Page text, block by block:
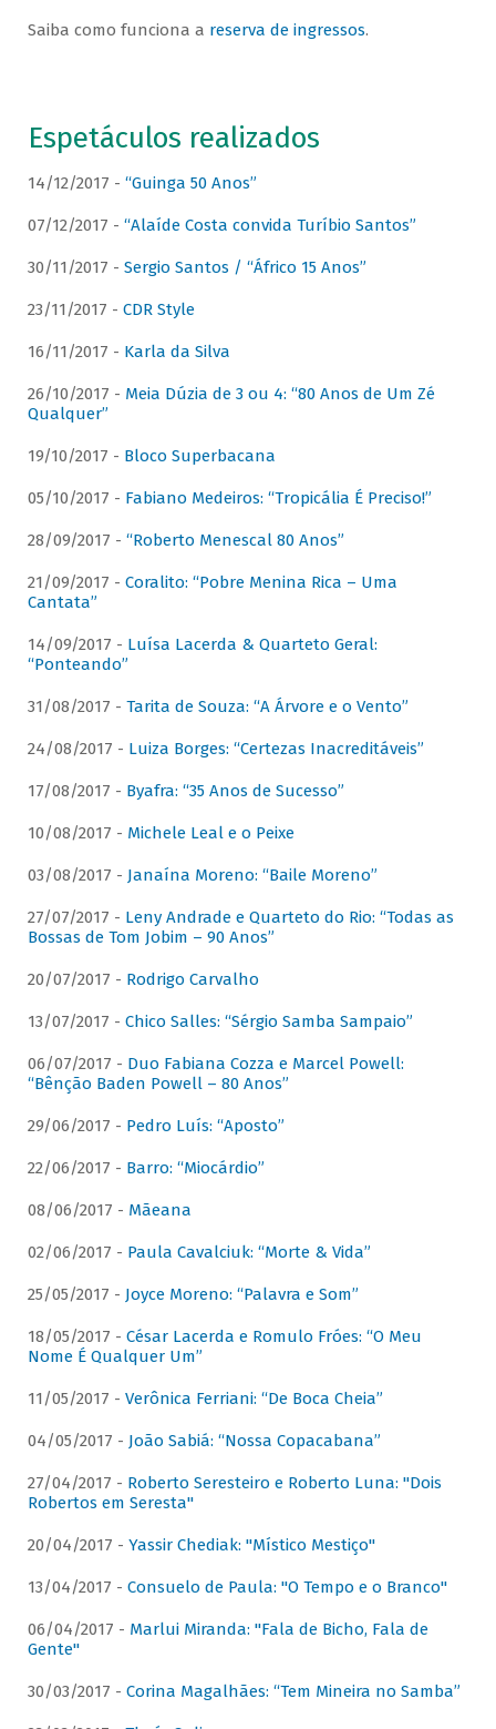
Saiba como funciona a reserva de ingressos.
Espetáculos realizados
14/12/2017 - “Guinga 50 Anos”
07/12/2017 - “Alaíde Costa convida Turíbio Santos”
30/11/2017 - Sergio Santos / “Áfrico 15 Anos”
23/11/2017 - CDR Style
16/11/2017 - Karla da Silva
26/10/2017 - Meia Dúzia de 3 ou 4: “80 Anos de Um Zé
Qualquer”
19/10/2017 - Bloco Superbacana
05/10/2017 - Fabiano Medeiros: “Tropicália É Preciso!”
28/09/2017 - “Roberto Menescal 80 Anos”
21/09/2017 - Coralito: “Pobre Menina Rica – Uma
Cantata”
14/09/2017 - Luísa Lacerda & Quarteto Geral:
“Ponteando”
31/08/2017 - Tarita de Souza: “A Árvore e o Vento”
24/08/2017 - Luiza Borges: “Certezas Inacreditáveis”
17/08/2017 - Byafra: “35 Anos de Sucesso”
10/08/2017 - Michele Leal e o Peixe
03/08/2017 - Janaína Moreno: “Baile Moreno”
27/07/2017 - Leny Andrade e Quarteto do Rio: “Todas as
Bossas de Tom Jobim – 90 Anos”
20/07/2017 - Rodrigo Carvalho
13/07/2017 - Chico Salles: “Sérgio Samba Sampaio”
06/07/2017 - Duo Fabiana Cozza e Marcel Powell:
“Bênção Baden Powell – 80 Anos”
29/06/2017 - Pedro Luís: “Aposto”
22/06/2017 - Barro: “Miocárdio”
08/06/2017 - Mãeana
02/06/2017 - Paula Cavalciuk: “Morte & Vida”
25/05/2017 - Joyce Moreno: “Palavra e Som”
18/05/2017 - César Lacerda e Romulo Fróes: “O Meu
Nome É Qualquer Um”
11/05/2017 - Verônica Ferriani: “De Boca Cheia”
04/05/2017 - João Sabiá: “Nossa Copacabana”
27/04/2017 - Roberto Seresteiro e Roberto Luna: "Dois
Robertos em Seresta"
20/04/2017 - Yassir Chediak: "Místico Mestiço"
13/04/2017 - Consuelo de Paula: "O Tempo e o Branco"
06/04/2017 - Marlui Miranda: "Fala de Bicho, Fala de
Gente"
30/03/2017 - Corina Magalhães: “Tem Mineira no Samba”